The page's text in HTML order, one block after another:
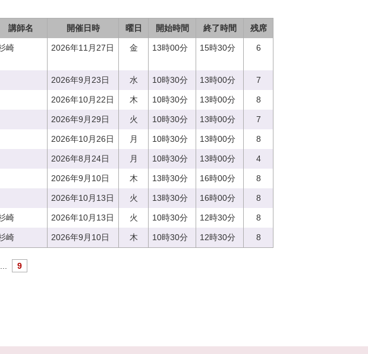
講師名 開催日時 曜日 開始時間 終了時間 残席
崎 2026年11月27日 金 13時00分 15時30分 6
2026年9月23日 水 10時30分 13時00分 7
2026年10月22日 木 10時30分 13時00分 8
2026年9月29日 火 10時30分 13時00分 7
2026年10月26日 月 10時30分 13時00分 8
2026年8月24日 月 10時30分 13時00分 4
2026年9月10日 木 13時30分 16時00分 8
2026年10月13日 火 13時30分 16時00分 8
崎 2026年10月13日 火 10時30分 12時30分 8
崎 2026年9月10日 木 10時30分 12時30分 8
9